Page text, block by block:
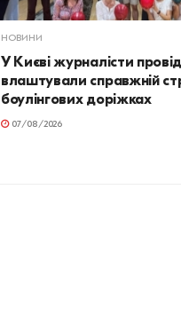
НОВИНИ
У Києві журналісти
влаштували справжній
боулінгових доріжках
07/08/2026